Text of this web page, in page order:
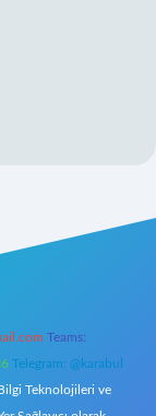
Teams:
Telegram: @karabul
Teknolojileri ve